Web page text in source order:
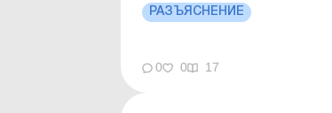
РАЗЪЯСНЕНИЕ
0 0 17